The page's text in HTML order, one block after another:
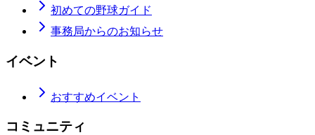
初めての野球ガイド
事務局からのお知らせ
イベント
おすすめイベント
コミュニティ